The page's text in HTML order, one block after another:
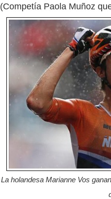
(Competía Paola Muñoz
La holandesa Marianne Vos